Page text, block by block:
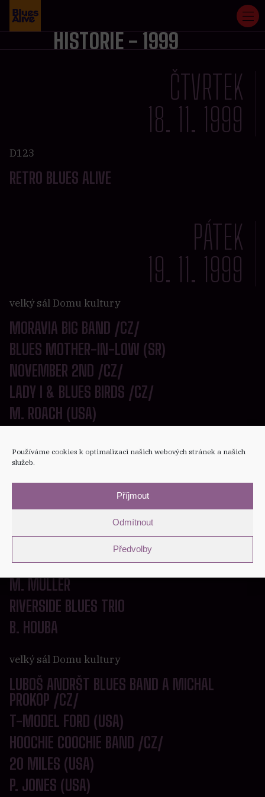
Používáme cookies k optimalizaci našich webových stránek a našich
služeb.
Příjmout
Odmítnout
Předvolby
HISTORIE - 1999
ČTVRTEK
18. 11. 1999
D123
RETRO BLUES ALIVE
PÁTEK
19. 11. 1999
velký sál Domu kultury
MORAVIA BIG BAND /CZ/
BLUES MOTHER-IN-LOW (SR)
NOVEMBER 2ND /CZ/
LADY I & BLUES BIRDS /CZ/
M. ROACH (USA)
SOBOTA
20. 11. 1999
velký sál Domu kultury – akustické odpoledne
M. MÜLLER
RIVERSIDE BLUES TRIO
B. HOUBA
velký sál Domu kultury
LUBOŠ ANDRŠT BLUES BAND A MICHAL
PROKOP /CZ/
T-MODEL FORD (USA)
HOOCHIE COOCHIE BAND /CZ/
20 MILES (USA)
P. JONES (USA)